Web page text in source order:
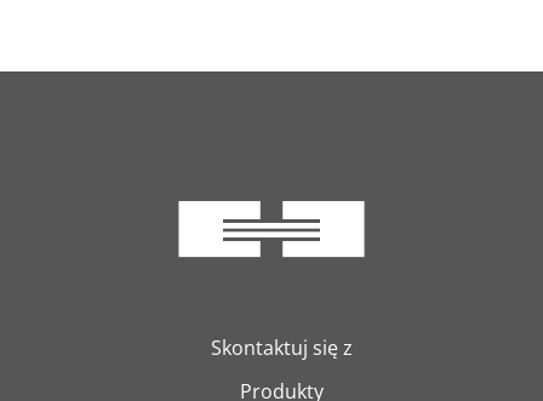
Skontaktuj się z
Produkty